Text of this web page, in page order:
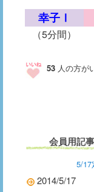
幸子Ⅰ
（5分間）
53 人の方が
会員用記
5/17
2014/5/17